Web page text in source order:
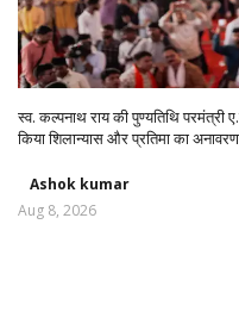
स्व. कल्पनाथ राय की पुण्यतिथि परमंत्री
किया शिलान्यास और प्रतिमा का
Ashok kumar
Aug 8, 2026